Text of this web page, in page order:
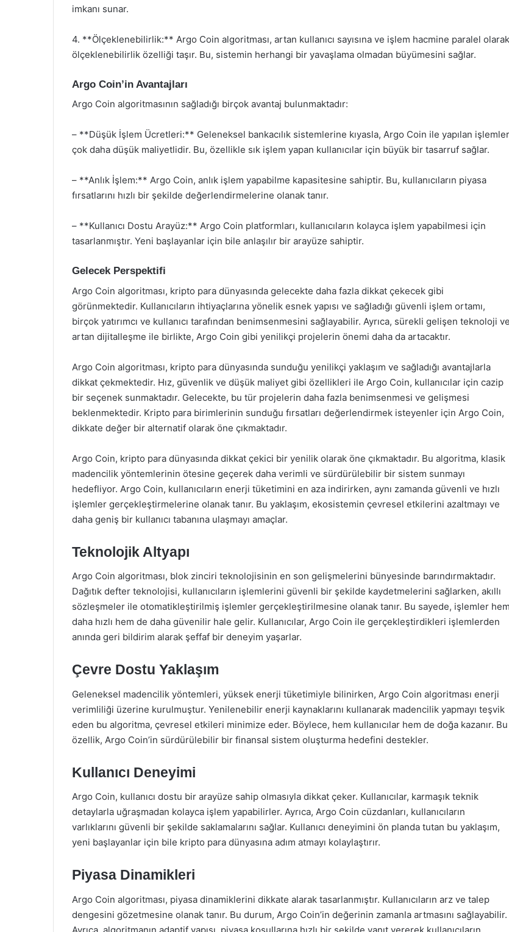
imkanı sunar.
4. **Ölçeklenebilirlik:** Argo Coin algoritması, artan kullanıcı sayısına ve işlem hacmine paralel olarak
ölçeklenebilirlik özelliği taşır. Bu, sistemin herhangi bir yavaşlama olmadan büyümesini sağlar.
Argo Coin’in Avantajları
Argo Coin algoritmasının sağladığı birçok avantaj bulunmaktadır:
– **Düşük İşlem Ücretleri:** Geleneksel bankacılık sistemlerine kıyasla, Argo Coin ile yapılan işlemler
çok daha düşük maliyetlidir. Bu, özellikle sık işlem yapan kullanıcılar için büyük bir tasarruf sağlar.
– **Anlık İşlem:** Argo Coin, anlık işlem yapabilme kapasitesine sahiptir. Bu, kullanıcıların piyasa
fırsatlarını hızlı bir şekilde değerlendirmelerine olanak tanır.
– **Kullanıcı Dostu Arayüz:** Argo Coin platformları, kullanıcıların kolayca işlem yapabilmesi için
tasarlanmıştır. Yeni başlayanlar için bile anlaşılır bir arayüze sahiptir.
Gelecek Perspektifi
Argo Coin algoritması, kripto para dünyasında gelecekte daha fazla dikkat çekecek gibi
görünmektedir. Kullanıcıların ihtiyaçlarına yönelik esnek yapısı ve sağladığı güvenli işlem ortamı,
birçok yatırımcı ve kullanıcı tarafından benimsenmesini sağlayabilir. Ayrıca, sürekli gelişen teknoloji ve
artan dijitalleşme ile birlikte, Argo Coin gibi yenilikçi projelerin önemi daha da artacaktır.
Argo Coin algoritması, kripto para dünyasında sunduğu yenilikçi yaklaşım ve sağladığı avantajlarla
dikkat çekmektedir. Hız, güvenlik ve düşük maliyet gibi özellikleri ile Argo Coin, kullanıcılar için cazip
bir seçenek sunmaktadır. Gelecekte, bu tür projelerin daha fazla benimsenmesi ve gelişmesi
beklenmektedir. Kripto para birimlerinin sunduğu fırsatları değerlendirmek isteyenler için Argo Coin,
dikkate değer bir alternatif olarak öne çıkmaktadır.
Argo Coin, kripto para dünyasında dikkat çekici bir yenilik olarak öne çıkmaktadır. Bu algoritma, klasik
madencilik yöntemlerinin ötesine geçerek daha verimli ve sürdürülebilir bir sistem sunmayı
hedefliyor. Argo Coin, kullanıcıların enerji tüketimini en aza indirirken, aynı zamanda güvenli ve hızlı
işlemler gerçekleştirmelerine olanak tanır. Bu yaklaşım, ekosistemin çevresel etkilerini azaltmayı ve
daha geniş bir kullanıcı tabanına ulaşmayı amaçlar.
Teknolojik Altyapı
Argo Coin algoritması, blok zinciri teknolojisinin en son gelişmelerini bünyesinde barındırmaktadır.
Dağıtık defter teknolojisi, kullanıcıların işlemlerini güvenli bir şekilde kaydetmelerini sağlarken, akıllı
sözleşmeler ile otomatikleştirilmiş işlemler gerçekleştirilmesine olanak tanır. Bu sayede, işlemler hem
daha hızlı hem de daha güvenilir hale gelir. Kullanıcılar, Argo Coin ile gerçekleştirdikleri işlemlerden
anında geri bildirim alarak şeffaf bir deneyim yaşarlar.
Çevre Dostu Yaklaşım
Geleneksel madencilik yöntemleri, yüksek enerji tüketimiyle bilinirken, Argo Coin algoritması enerji
verimliliği üzerine kurulmuştur. Yenilenebilir enerji kaynaklarını kullanarak madencilik yapmayı teşvik
eden bu algoritma, çevresel etkileri minimize eder. Böylece, hem kullanıcılar hem de doğa kazanır. Bu
özellik, Argo Coin’in sürdürülebilir bir finansal sistem oluşturma hedefini destekler.
Kullanıcı Deneyimi
Argo Coin, kullanıcı dostu bir arayüze sahip olmasıyla dikkat çeker. Kullanıcılar, karmaşık teknik
detaylarla uğraşmadan kolayca işlem yapabilirler. Ayrıca, Argo Coin cüzdanları, kullanıcıların
varlıklarını güvenli bir şekilde saklamalarını sağlar. Kullanıcı deneyimini ön planda tutan bu yaklaşım,
yeni başlayanlar için bile kripto para dünyasına adım atmayı kolaylaştırır.
Piyasa Dinamikleri
Argo Coin algoritması, piyasa dinamiklerini dikkate alarak tasarlanmıştır. Kullanıcıların arz ve talep
dengesini gözetmesine olanak tanır. Bu durum, Argo Coin’in değerinin zamanla artmasını sağlayabilir.
Ayrıca, algoritmanın adaptif yapısı, piyasa koşullarına hızlı bir şekilde yanıt vererek kullanıcıların